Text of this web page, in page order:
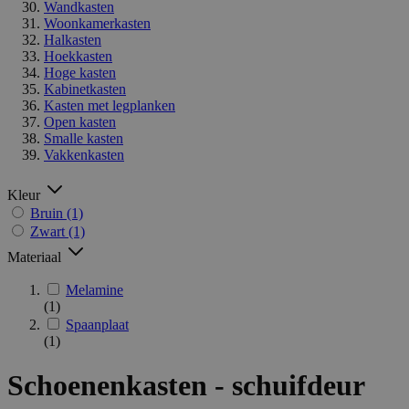
Wandkasten
Woonkamerkasten
Halkasten
Hoekkasten
Hoge kasten
Kabinetkasten
Kasten met legplanken
Open kasten
Smalle kasten
Vakkenkasten
Kleur
Bruin (1)
Zwart (1)
Materiaal
Melamine
(1)
Spaanplaat
(1)
Schoenenkasten - schuifdeur